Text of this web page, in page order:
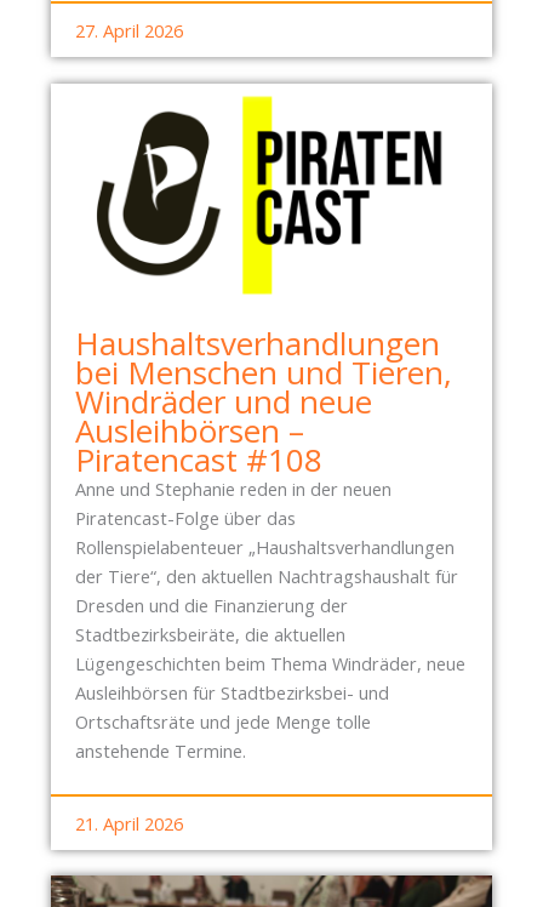
27. April 2026
Haushaltsverhandlungen
bei Menschen und Tieren,
Windräder und neue
Ausleihbörsen –
Piratencast #108
Anne und Stephanie reden in der neuen
Piratencast-Folge über das
Rollenspielabenteuer „Haushaltsverhandlungen
der Tiere“, den aktuellen Nachtragshaushalt für
Dresden und die Finanzierung der
Stadtbezirksbeiräte, die aktuellen
Lügengeschichten beim Thema Windräder, neue
Ausleihbörsen für Stadtbezirksbei- und
Ortschaftsräte und jede Menge tolle
anstehende Termine.
21. April 2026